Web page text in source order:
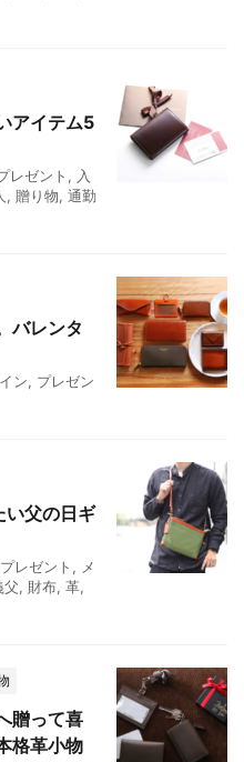
アイテム5
レゼント , 入
, 贈り物, 通勤
バレンタ
ン, プレゼン
父の日ギ
プレゼント , メ
父, 財布, 革,
贈って喜
格革小物